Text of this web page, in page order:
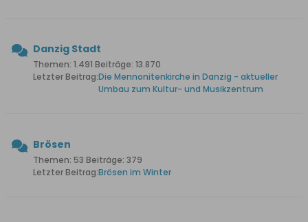
Danzig Stadt
Themen: 1.491 Beiträge: 13.870
Letzter Beitrag:Die Mennonitenkirche in Danzig - aktueller
Umbau zum Kultur- und Musikzentrum
Brösen
Themen: 53 Beiträge: 379
Letzter Beitrag:Brösen im Winter